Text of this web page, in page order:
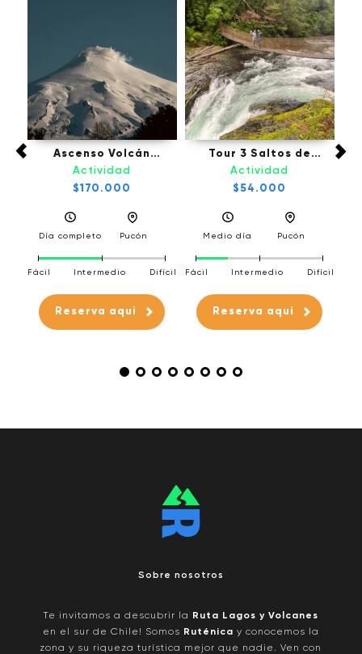
Ascenso Volcán
Villarrica - Pucón
Actividad
$170.000
Día completo Pucón
Fácil Intermedio Difícil
Reserva aqui
Tour 3 Saltos de
Palguin - Pucón
Actividad
$54.000
Medio día Pucón
Fácil Intermedio Difícil
Reserva aqui
Sobre nosotros
Te invitamos a descubrir la
Ruta Lagos y Volcanes
en el sur de Chile! Somos Ruténica y conocemos la
zona y su riqueza turística mejor que nadie. Ven con